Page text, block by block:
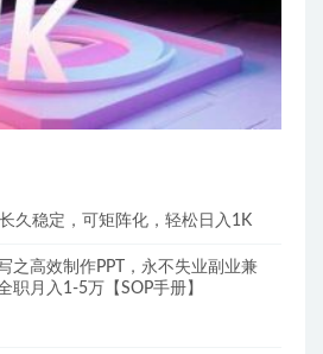
久稳定，可矩阵化，轻松日入1K
之高效制作PPT，永不失业副业兼
职月入1-5万【SOP手册】